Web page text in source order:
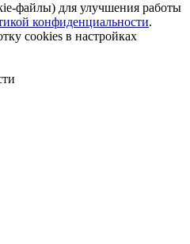
файлы) для улучшения работы
конфиденциальности.
cookies в настройках